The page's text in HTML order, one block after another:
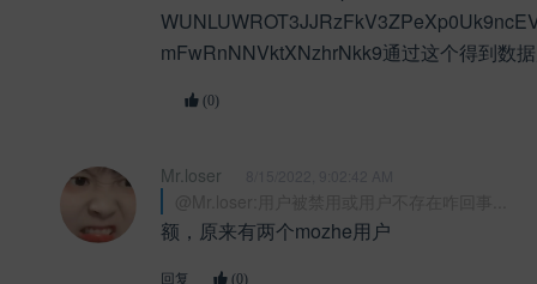
mFwRnNNVktXNzhrNkk9通过这个得到数
(0)
Mr.loser
额，原来有两个mozhe用户
回复 (0)